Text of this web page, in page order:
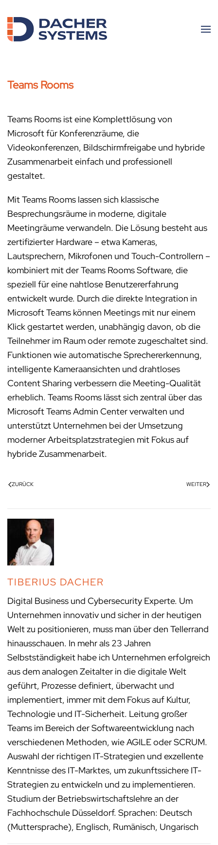
Skip to main content
Teams Rooms
Teams Rooms ist eine Komplettlösung von
Microsoft für Konferenzräume, die
Videokonferenzen, Bildschirmfreigabe und hybride
Zusammenarbeit einfach und professionell
gestaltet.
Mit Teams Rooms lassen sich klassische
Besprechungsräume in moderne, digitale
Meetingräume verwandeln. Die Lösung besteht aus
zertifizierter Hardware – etwa Kameras,
Lautsprechern, Mikrofonen und Touch-Controllern –
kombiniert mit der Teams Rooms Software, die
speziell für eine nahtlose Benutzererfahrung
entwickelt wurde. Durch die direkte Integration in
Microsoft Teams können Meetings mit nur einem
Klick gestartet werden, unabhängig davon, ob die
Teilnehmer im Raum oder remote zugeschaltet sind.
Funktionen wie automatische Sprechererkennung,
intelligente Kameraansichten und drahtloses
Content Sharing verbessern die Meeting-Qualität
erheblich. Teams Rooms lässt sich zentral über das
Microsoft Teams Admin Center verwalten und
unterstützt Unternehmen bei der Umsetzung
moderner Arbeitsplatzstrategien mit Fokus auf
hybride Zusammenarbeit.
ZURÜCK WEITER
TIBERIUS DACHER
Digital Business und Cybersecurity Experte. Um
Unternehmen innovativ und sicher in der heutigen
Welt zu positionieren, muss man über den Tellerrand
hinausschauen. In mehr als 23 Jahren
Selbstständigkeit habe ich Unternehmen erfolgreich
aus dem analogen Zeitalter in die digitale Welt
geführt, Prozesse definiert, überwacht und
implementiert, immer mit dem Fokus auf Kultur,
Technologie und IT-Sicherheit. Leitung großer
Teams im Bereich der Softwareentwicklung nach
verschiedenen Methoden, wie AGILE oder SCRUM.
Auswahl der richtigen IT-Strategien und exzellente
Kenntnisse des IT-Marktes, um zukunftssichere IT-
Strategien zu entwickeln und zu implementieren.
Studium der Betriebswirtschaftslehre an der
Fachhochschule Düsseldorf. Sprachen: Deutsch
(Muttersprache), Englisch, Rumänisch, Ungarisch